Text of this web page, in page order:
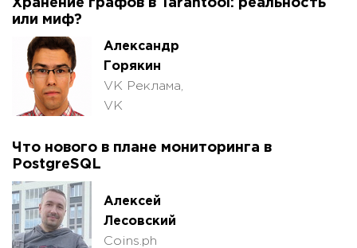
Хранение графов в Tarantool: реальность
или миф?
Александр
Горякин
VK Реклама,
VK
Что нового в плане мониторинга в
PostgreSQL
Алексей
Лесовский
Coins.ph